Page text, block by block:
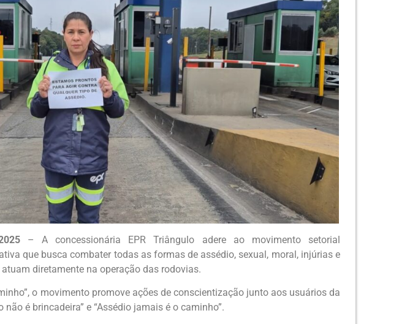
– A concessionária EPR Triângulo adere ao movimento setorial
que busca combater todas as formas de assédio, sexual, moral, injúrias e
diretamente na operação das rodovias.
o movimento promove ações de conscientização junto aos usuários da
é brincadeira” e “Assédio jamais é o caminho”.